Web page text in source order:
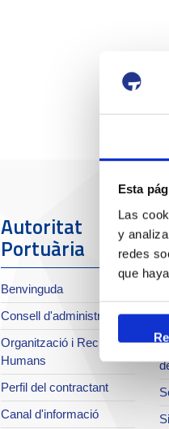
Esta
Las
y
redes
que
Autoritat
Portuària
Benvinguda
Consell d'administració
Organització i Recursos
Humans
Perfil del contractant
Canal d'informació